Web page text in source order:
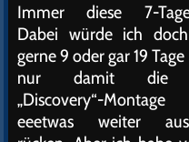
Immer diese 7-
Dabei würde ich
gerne 9 oder gar 19
nur damit die
„Discovery“-
eeetwas weiter